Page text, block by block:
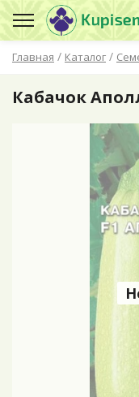
Главная / Каталог /
Кабачок